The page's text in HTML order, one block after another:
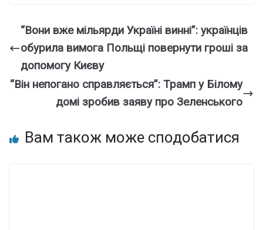
“Вони вже мільярди Україні винні”: українців
обурила вимога Польщі повернути гроші за
допомогу Києву
“Він непогано справляється”: Трамп у Білому
домі зробив заяву про Зеленського
Вам також може сподобатися